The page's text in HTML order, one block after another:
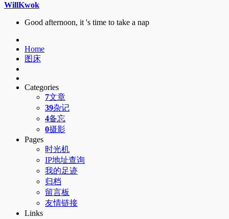
WillKwok
Good afternoon, it 's time to take a nap
Home
图床
Categories
7文章
39杂记
4备忘
0摄影
Pages
时光机
IP地址查询
我的足迹
归档
留言板
友情链接
Links